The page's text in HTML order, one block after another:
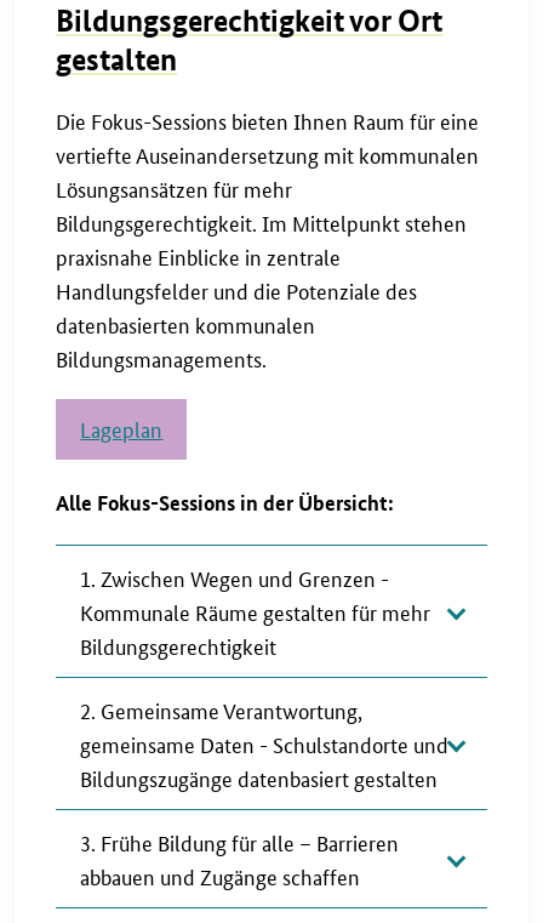
Bildungsgerechtigkeit vor Ort
gestalten
Die Fokus-Sessions bieten Ihnen Raum für eine
vertiefte Auseinandersetzung mit kommunalen
Lösungsansätzen für mehr
Bildungsgerechtigkeit. Im Mittelpunkt stehen
praxisnahe Einblicke in zentrale
Handlungsfelder und die Potenziale des
datenbasierten kommunalen
Bildungsmanagements.
Lageplan
Alle Fokus-Sessions in der Übersicht:
1. Zwischen Wegen und Grenzen -
Kommunale Räume gestalten für mehr
Bildungsgerechtigkeit
2. Gemeinsame Verantwortung,
gemeinsame Daten - Schulstandorte und
Bildungszugänge datenbasiert gestalten
3. Frühe Bildung für alle – Barrieren
abbauen und Zugänge schaffen